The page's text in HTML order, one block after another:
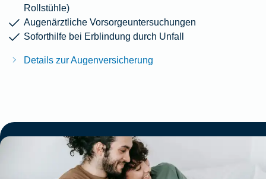
Rollstühle)
Augenärztliche Vorsorgeuntersuchungen
Soforthilfe bei Erblindung durch Unfall
Details zur Augenversicherung